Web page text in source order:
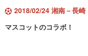
2018/02/24 湘南－長崎
マスコットのコラボ！